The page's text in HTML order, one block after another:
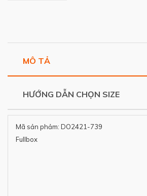
MÔ TẢ
HƯỚNG DẪN CHỌN SIZE
Mã sản phảm: DO2421-739
Fullbox